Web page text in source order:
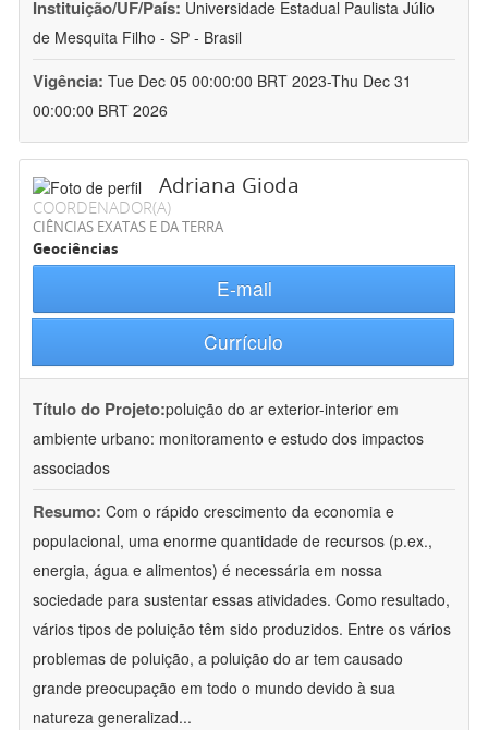
Instituição/UF/País: Universidade Estadual Paulista Júlio
de Mesquita Filho - SP - Brasil
Vigência: Tue Dec 05 00:00:00 BRT 2023-Thu Dec 31
00:00:00 BRT 2026
Adriana Gioda
COORDENADOR(A)
CIÊNCIAS EXATAS E DA TERRA
Geociências
E-mail
Currículo
Título do Projeto:poluição do ar exterior-interior em
ambiente urbano: monitoramento e estudo dos impactos
associados
Resumo: Com o rápido crescimento da economia e
populacional, uma enorme quantidade de recursos (p.ex.,
energia, água e alimentos) é necessária em nossa
sociedade para sustentar essas atividades. Como resultado,
vários tipos de poluição têm sido produzidos. Entre os vários
problemas de poluição, a poluição do ar tem causado
grande preocupação em todo o mundo devido à sua
natureza generalizad...